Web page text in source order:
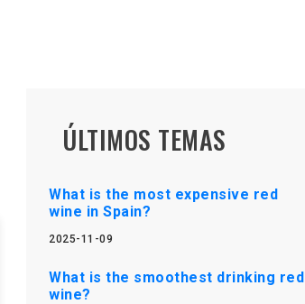
ÚLTIMOS TEMAS
What is the most expensive red
wine in Spain?
2025-11-09
What is the smoothest drinking red
wine?